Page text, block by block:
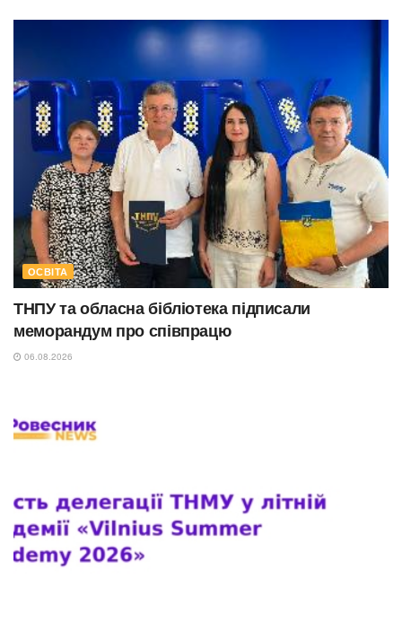
ОСВІТА
ТНПУ та обласна бібліотека підписали
меморандум про співпрацю
06.08.2026